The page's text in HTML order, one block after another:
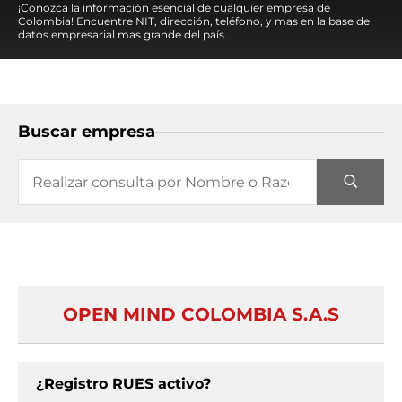
¡Conozca la información esencial de cualquier empresa de
Colombia! Encuentre NIT, dirección, teléfono, y mas en la base de
datos empresarial mas grande del país.
Buscar empresa
OPEN MIND COLOMBIA S.A.S
¿Registro RUES activo?